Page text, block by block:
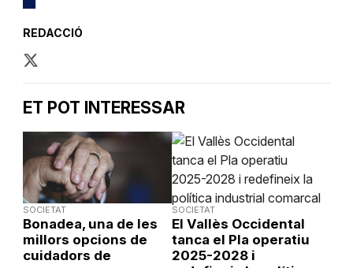
REDACCIÓ
ET POT INTERESSAR
SOCIETAT
Bonadea, una de les
millors opcions de
cuidadors de
SOCIETAT
El Vallès Occidental
tanca el Pla operatiu
2025-2028 i